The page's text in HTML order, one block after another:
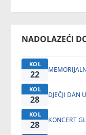
NADOLAZEĆI
KOL
22
KOL
28 DJEČJI DAN
KOL
28 KONCERT